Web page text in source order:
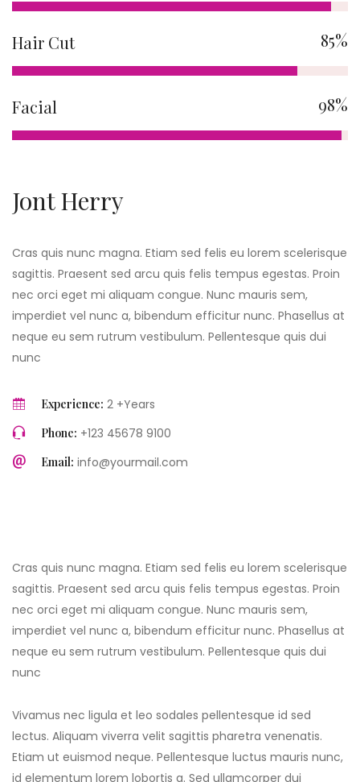
Hair Cut 85%
Facial 98%
Jont Herry
Cras quis nunc magna. Etiam sed felis eu lorem scelerisque
sagittis. Praesent sed arcu quis felis tempus egestas. Proin
nec orci eget mi aliquam congue. Nunc mauris sem,
imperdiet vel nunc a, bibendum efficitur nunc. Phasellus at
neque eu sem rutrum vestibulum. Pellentesque quis dui
nunc
Experience: 2 +Years
Phone: +123 45678 9100
Email: info@yourmail.com
Cras quis nunc magna. Etiam sed felis eu lorem scelerisque
sagittis. Praesent sed arcu quis felis tempus egestas. Proin
nec orci eget mi aliquam congue. Nunc mauris sem,
imperdiet vel nunc a, bibendum efficitur nunc. Phasellus at
neque eu sem rutrum vestibulum. Pellentesque quis dui
nunc
Vivamus nec ligula et leo sodales pellentesque id sed
lectus. Aliquam viverra velit sagittis pharetra venenatis.
Etiam ut euismod neque. Pellentesque luctus mauris nunc,
id elementum lorem lobortis a. Sed ullamcorper dui